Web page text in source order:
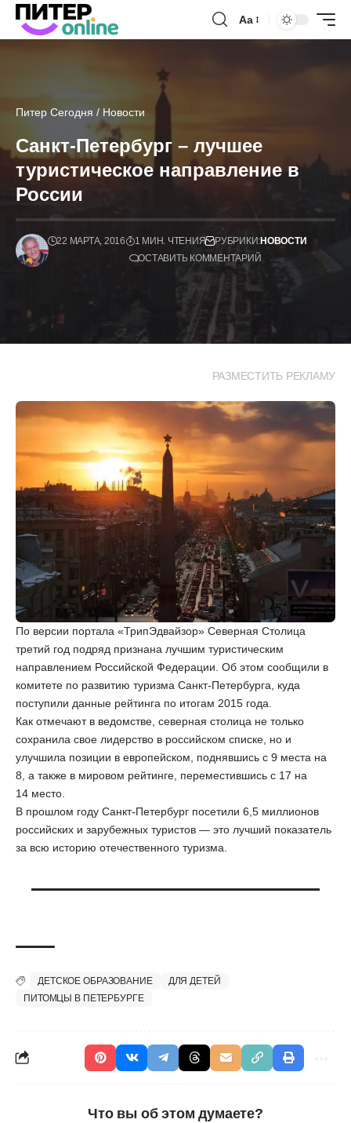
Аа
Питер Сегодня /Новости
Санкт-Петербург – лучшее
туристическое направление в
России
22 МАРТА, 2016 1 МИН. ЧТЕНИЯ РУБРИКИ:НОВОСТИ
ОСТАВИТЬ КОММЕНТАРИЙ
РАЗМЕСТИТЬ РЕКЛАМУ
По версии портала «ТрипЭдвайзор» Северная Столица
третий год подряд признана лучшим туристическим
направлением Российской Федерации. Об этом сообщили в
комитете по развитию туризма Санкт-Петербурга, куда
поступили данные рейтинга по итогам 2015 года.
Как отмечают в ведомстве, северная столица не только
сохранила свое лидерство в российском списке, но и
улучшила позиции в европейском, поднявшись с 9 места на
8, а также в мировом рейтинге, переместившись с 17 на
14 место.
В прошлом году Санкт-Петербург посетили 6,5 миллионов
российских и зарубежных туристов — это лучший показатель
за всю историю отечественного туризма.
ДЕТСКОЕ ОБРАЗОВАНИЕ
ДЛЯ ДЕТЕЙ
ПИТОМЦЫ В ПЕТЕРБУРГЕ
Что вы об этом думаете?